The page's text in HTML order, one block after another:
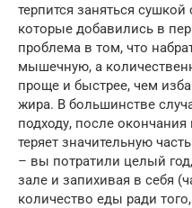
терпится заняться
которые добавились в
проблема в том, что
мышечную, а
проще и быстрее, чем
жира. В большинстве
подходу, после
теряет значительную
– вы потратили целый
зале и запихивая в себя
количество еды ради